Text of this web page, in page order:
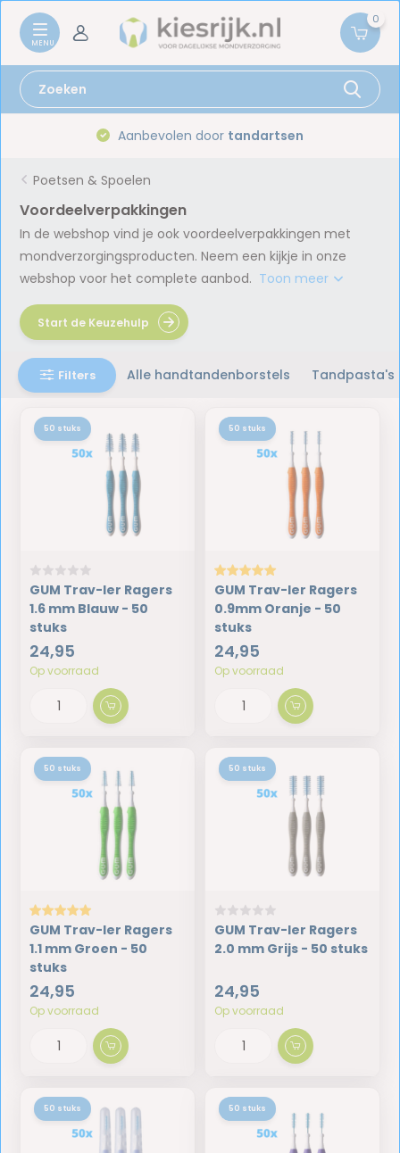
0
Gratis verzenden vanaf59,-
Poetsen & Spoelen
Voordeelverpakkingen
In de webshop vind je ook voordeelverpakkingen met
mondverzorgingsproducten. Neem een kijkje in onze
webshop voor het complete aanbod. Toon meer
Filters Alle handtandenborstels Tandpasta's
Start de Keuzehulp
50 stuks
GUM Trav-ler Ragers
1.6 mm Blauw - 50
stuks
24,95
Op voorraad
50 stuks
GUM Trav-ler Ragers
0.9mm Oranje - 50
stuks
24,95
Op voorraad
50 stuks
GUM Trav-ler Ragers
1.1 mm Groen - 50
stuks
24,95
Op voorraad
50 stuks
GUM Trav-ler Ragers
2.0 mm Grijs - 50 stuks
24,95
Op voorraad
50 stuks 50 stuks